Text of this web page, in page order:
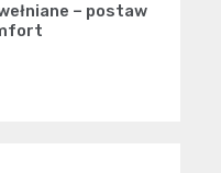
– postaw